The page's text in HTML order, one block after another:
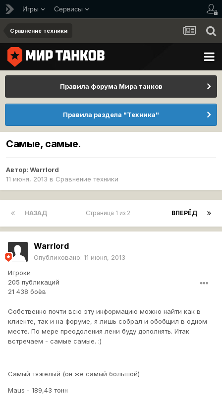
Игры Сервисы
Сравнение техники
Правила форума Мира танков
Правила раздела "Техника"
Самые, самые.
Автор: Warrlord
11 июня, 2013 в Сравнение техники
НАЗАД ВПЕРЁД
Страница 1 из 2
Warrlord
Опубликовано: 11 июня, 2013
Игроки
205 публикаций
21 438 боёв
Собственно почти всю эту информацию можно найти как в
клиенте, так и на форуме, я лишь собрал и обобщил в одном
месте. По мере преодоления лени буду дополнять. Итак
встречаем - самые самые. :)
Самый тяжелый (он же самый большой)
Maus - 189,43 тонн